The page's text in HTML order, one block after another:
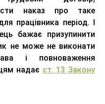
наказ про таке
працівника період. І
бажає призупинити
не може не виконати
і повноваження
надає ст. 13 Закону